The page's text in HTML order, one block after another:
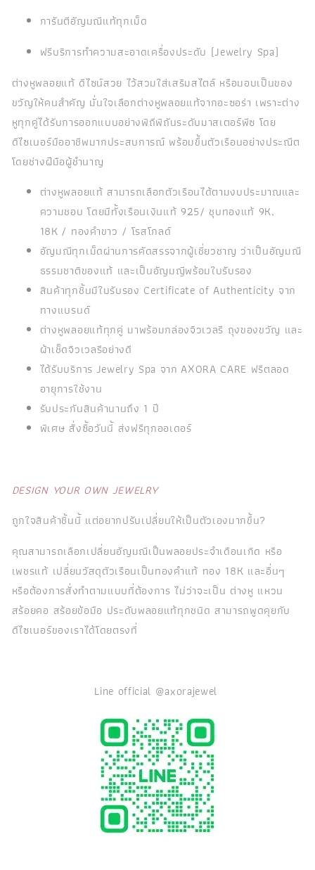
การันตีอัญมณีแท้ทุกเม็ด
ฟรีบริการทำความสะอาดเครื่องประดับ (Jewelry Spa)
ต่างหูพลอยแท้ ดีไซน์สวย ไว้สวมใส่เสริมสไตล์ หรือมอบเป็นของ
ขวัญให้คนสำคัญ มั่นใจเลือกต่างหูพลอยแท้จากอะซอร่า เพราะต่าง
หูทุกคู่ได้รับการออกแบบอย่างพิถีพิถันระดับมาสเตอร์พีซ โดย
ดีไซเนอร์มืออาชีพมากประสบการณ์ พร้อมขึ้นตัวเรือนอย่างประณีต
โดยช่างฝีมือผู้ชำนาญ
ต่างหูพลอยแท้ สามารถเลือกตัวเรือนได้ตามงบประมาณและ
ความชอบ โดยมีทั้งเรือนเงินแท้ 925/ ชุบทองแท้ 9K,
18K / ทองคำขาว / โรสโกลด์
อัญมณีทุกเม็ดผ่านการคัดสรรจากผู้เชี่ยวชาญ ว่าเป็นอัญมณี
ธรรมชาติของแท้ และเป็นอัญมญีพร้อมใบรับรอง
สินค้าทุกชิ้นมีใบรับรอง Certificate of Authenticity จาก
ทางแบรนด์
ต่างหูพลอยแท้ทุกคู่ มาพร้อมกล่องจิวเวลรี ถุงของขวัญ และ
ผ้าเช็ดจิวเวลรีอย่างดี
ได้รับบริการ Jewelry Spa จาก AXORA CARE ฟรีตลอด
อายุการใช้งาน
รับประกันสินค้านานถึง 1 ปี
พิเศษ สั่งซื้อวันนี้ ส่งฟรีทุกออเดอร์
DESIGN YOUR OWN JEWELRY
ถูกใจสินค้าชิ้นนี้ แต่อยากปรับเปลี่ยนให้เป็นตัวเองมากขึ้น?
คุณสามารถเลือกเปลี่ยนอัญมณีเป็นพลอยประจำเดือนเกิด หรือ
เพชรแท้ เปลี่ยนวัสดุตัวเรือนเป็นทองคำแท้ ทอง 18K และอื่นๆ
หรือต้องการสั่งทำตามแบบที่ต้องการ ไม่ว่าจะเป็น ต่างหู แหวน
สร้อยคอ สร้อยข้อมือ ประดับพลอยแท้ทุกชนิด สามารถพูดคุยกับ
ดีไซเนอร์ของเราได้โดยตรงที่
Line official @axorajewel